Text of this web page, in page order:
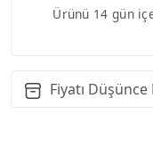
Ürünü 14 gün
Fiyatı